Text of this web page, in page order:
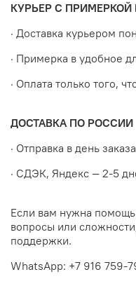
КУРЬЕР С
· Доставка курьером
· Примерка в удобное
· Оплата только того,
ДОСТАВКА ПО РОССИИ
· Отправка в день заказа
· СДЭК, Яндекс — 2-5
Если вам нужна
вопросы или
поддержки.
WhatsApp: +7 916 759-